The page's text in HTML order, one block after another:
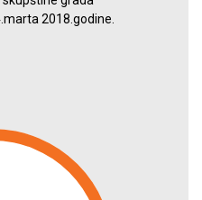
2018.godine.